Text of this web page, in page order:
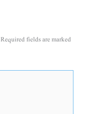
Required fields are marked